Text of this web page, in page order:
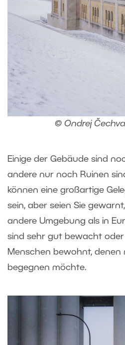
© Ondrej
Einige der Gebäude sind
andere nur noch Ruinen
können eine großartige
sein, aber seien Sie
andere Umgebung als in
sind sehr gut bewacht oder
Menschen bewohnt,
begegnen möchte.